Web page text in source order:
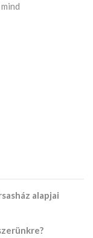
alapjai